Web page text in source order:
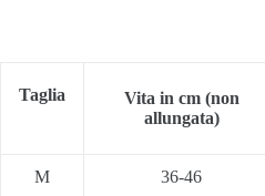
Taglia Vita in cm (non
allungata)
M 36-46